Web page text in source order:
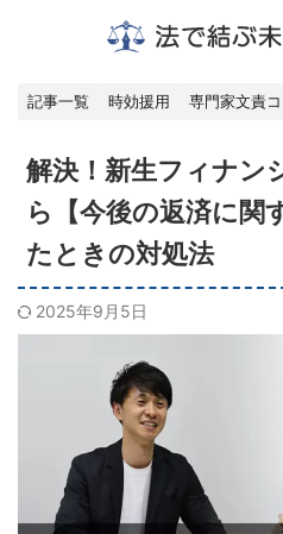
記事一覧 時効援用 専門家文責
解決！新生フィナン
ら【今後の返済に関
たときの対処法
2025年9月5日